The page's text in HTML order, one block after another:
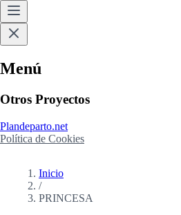
Menú
Otros Proyectos
Plandeparto.net
Política de Cookies
Inicio
/
PRINCESA